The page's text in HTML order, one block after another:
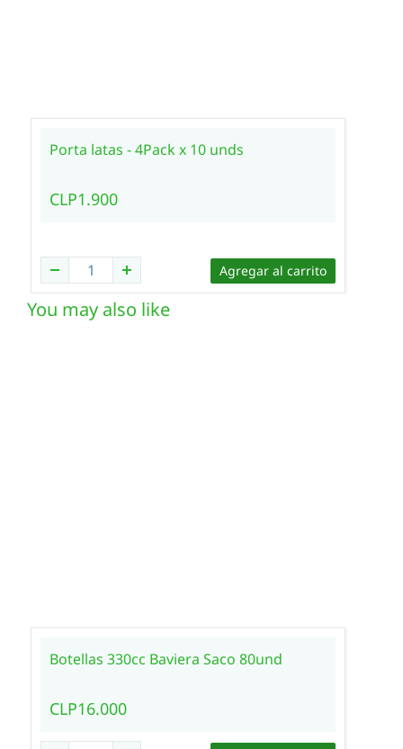
Porta latas - 4Pack x 10 unds
CLP1.900
Agregar al carrito
You may also like
Botellas 330cc Baviera Saco 80und
CLP16.000